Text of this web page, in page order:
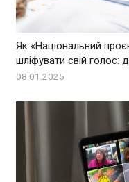
Як «Національний
шліфувати свій голос:
08.01.2025